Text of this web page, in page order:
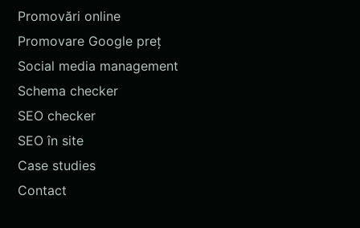
Promovări online
Promovare Google preț
Social media management
Schema checker
SEO checker
SEO în site
Case studies
Contact